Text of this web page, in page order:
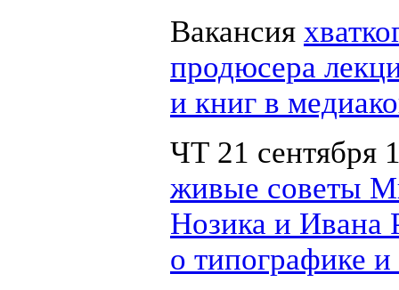
Вакансия
продюсера
и книг в
ЧТ 21 сентября
живые советы
Нозика и Ивана
о типографике и